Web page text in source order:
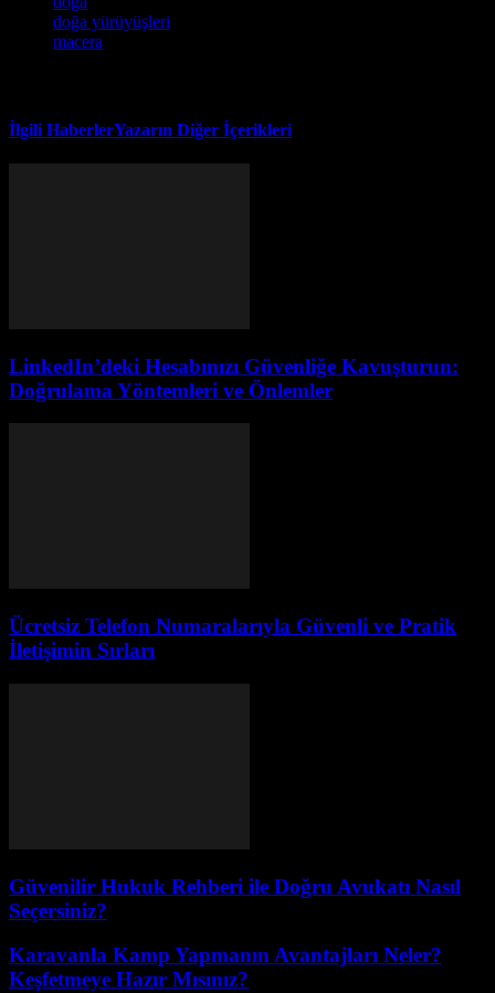
doğa yürüyüşleri
macera
İlgili HaberlerYazarın Diğer İçerikleri
LinkedIn’deki Hesabınızı Güvenliğe Kavuşturun:
Doğrulama Yöntemleri ve Önlemler
Ücretsiz Telefon Numaralarıyla Güvenli ve Pratik
İletişimin Sırları
Güvenilir Hukuk Rehberi ile Doğru Avukatı Nasıl
Seçersiniz?
Karavanla Kamp Yapmanın Avantajları Neler?
Keşfetmeye Hazır Mısınız?